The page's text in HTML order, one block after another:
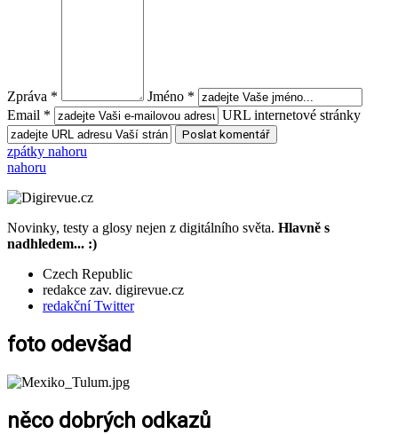
Zpráva *
Jméno *
Email *
URL internetové stránky
zpátky nahoru
nahoru
Novinky, testy a glosy nejen z digitálního světa. Hlavně s
nadhledem... :)
Czech Republic
redakce zav. digirevue.cz
redakční Twitter
foto odevšad
něco dobrých odkazů